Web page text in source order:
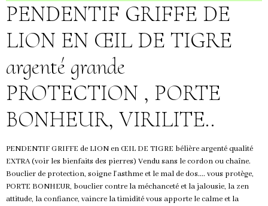
PENDENTIF GRIFFE DE
LION EN ŒIL DE TIGRE
argenté grande
PROTECTION , PORTE
BONHEUR, VIRILITE..
PENDENTIF GRIFFE de LION en ŒIL DE TIGRE bélière argenté qualité
EXTRA (voir les bienfaits des pierres) Vendu sans le cordon ou chaîne.
Bouclier de protection, soigne l'asthme et le mal de dos.... vous protège,
PORTE BONHEUR, bouclier contre la méchanceté et la jalousie, la zen
attitude, la confiance, vaincre la timidité vous apporte le calme et la